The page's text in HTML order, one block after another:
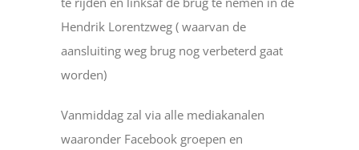
Hendrik Lorentzweg ( waarvan de
aansluiting weg brug nog verbeterd gaat
worden)
Vanmiddag zal via alle mediakanalen
waaronder Facebook groepen en